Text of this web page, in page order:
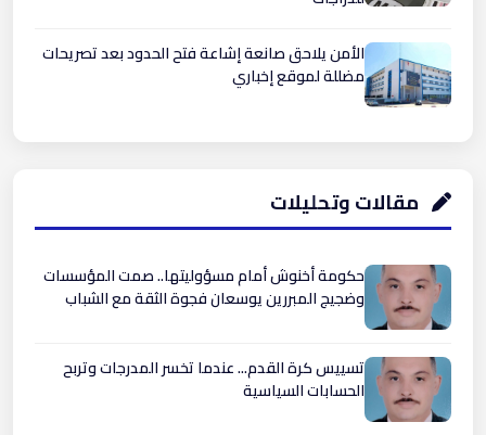
الأمن يلاحق صانعة إشاعة فتح الحدود بعد تصريحات
مضللة لموقع إخباري
مقالات وتحليلات
حكومة أخنوش أمام مسؤوليتها.. صمت المؤسسات
وضجيج المبررين يوسعان فجوة الثقة مع الشباب
تسييس كرة القدم... عندما تخسر المدرجات وتربح
الحسابات السياسية